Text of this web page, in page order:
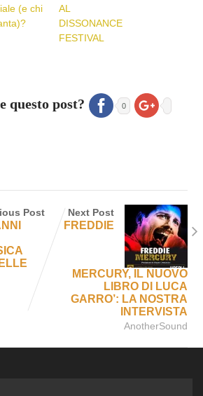
(e chi
AL
DISSONANCE
FESTIVAL
questo post? 0
Post Next Post
FREDDIE
MERCURY, IL NUOVO
LIBRO DI LUCA
GARRO’: LA NOSTRA
INTERVISTA
AnotherSound